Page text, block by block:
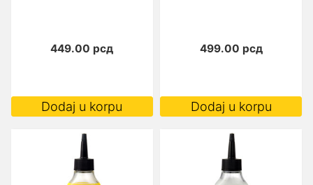
449.00 рсд
Dodaj u korpu
499.00 рсд
Dodaj u korpu